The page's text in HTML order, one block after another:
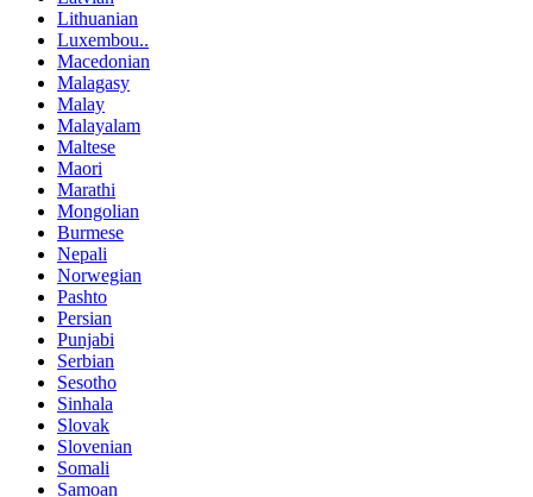
Lithuanian
Luxembou..
Macedonian
Malagasy
Malay
Malayalam
Maltese
Maori
Marathi
Mongolian
Burmese
Nepali
Norwegian
Pashto
Persian
Punjabi
Serbian
Sesotho
Sinhala
Slovak
Slovenian
Somali
Samoan